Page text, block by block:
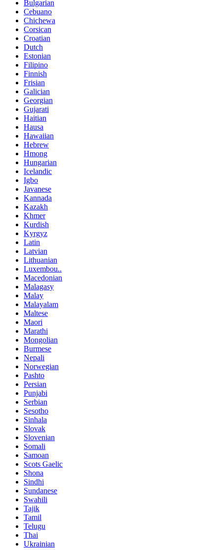
Bulgarian
Cebuano
Chichewa
Corsican
Croatian
Dutch
Estonian
Filipino
Finnish
Frisian
Galician
Georgian
Gujarati
Haitian
Hausa
Hawaiian
Hebrew
Hmong
Hungarian
Icelandic
Igbo
Javanese
Kannada
Kazakh
Khmer
Kurdish
Kyrgyz
Latin
Latvian
Lithuanian
Luxembou..
Macedonian
Malagasy
Malay
Malayalam
Maltese
Maori
Marathi
Mongolian
Burmese
Nepali
Norwegian
Pashto
Persian
Punjabi
Serbian
Sesotho
Sinhala
Slovak
Slovenian
Somali
Samoan
Scots Gaelic
Shona
Sindhi
Sundanese
Swahili
Tajik
Tamil
Telugu
Thai
Ukrainian